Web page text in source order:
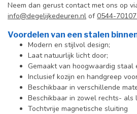
Neem dan gerust contact met ons op
info@degelijkedeuren.nl of0544-
Voordelen van een stalen
Modern en stijlvol design;
Laat natuurlijk licht door;
Gemaakt van hoogwaardig staal
Inclusief kozijn en handgreep
Beschikbaar in verschillende
Beschikbaar in zowel rechts- als
Tochtvrije magnetische sluiting